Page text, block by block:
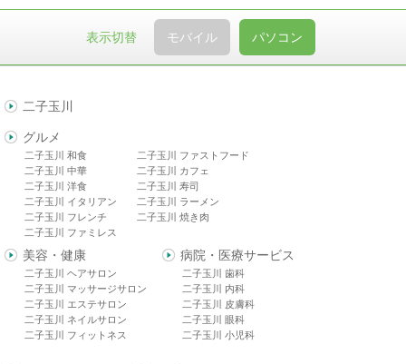
表示切替 モバイル パソコン
二子玉川
グルメ
二子玉川 和食
二子玉川 中華
二子玉川 洋食
二子玉川 イタリアン
二子玉川 フレンチ
二子玉川 ファミレス
二子玉川 ファストフード
二子玉川 カフェ
二子玉川 寿司
二子玉川 ラーメン
二子玉川 焼き肉
美容・健康
二子玉川 ヘアサロン
二子玉川 マッサージサロン
二子玉川 エステサロン
二子玉川 ネイルサロン
二子玉川 フィットネス
病院・医療サービス
二子玉川 歯科
二子玉川 内科
二子玉川 皮膚科
二子玉川 眼科
二子玉川 小児科